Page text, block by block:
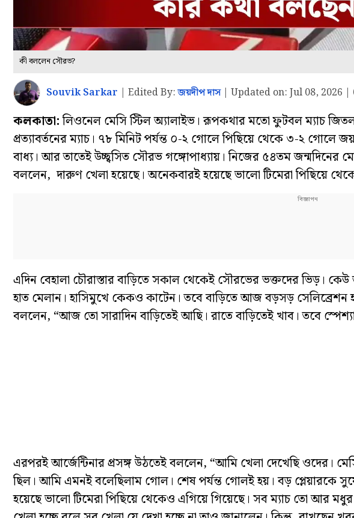
কী বললেন সৌরভ?
Souvik Sarkar | Edited By:জয়দীপ দাস| Updated on: Jul 08, 2026 |
কলকাতা:লিওনেল মেসি স্টিল অ্যালাইভ। রূপকথার মতো ফুটবল ম্যাচ জিতল
প্রত্যাবর্তনের ম্যাচ। ৭৮ মিনিট পর্যন্ত ০-২ গোলে পিছিয়ে থেকে ৩-২ গোলে
বাধ্য। আর তাতেই উচ্ছ্বসিত সৌরভ গঙ্গোপাধ্যায়। নিজের ৫৪তম জন্মদিনের
বললেন, দারুণ খেলা হয়েছে। অনেকবারই হয়েছে ভালো টিমেরা পিছিয়ে
এদিন বেহালা চৌরাস্তার বাড়িতে সকাল থেকেই সৌরভের ভক্তদের ভিড়।
হাত মেলান। হাসিমুখে কেকও কাটেন। তবে বাড়িতে আজ বড়সড় সেলিব্রেশন
বললেন, “আজ তো সারাদিন বাড়িতেই আছি। রাতে বাড়িতেই খাব। তবে
এরপরই আর্জেন্টিনার প্রসঙ্গ উঠতেই বললেন, “আমি খেলা দেখেছি ওদের।
ছিল। আমি এমনই বলেছিলাম গোল। শেষ পর্যন্ত গোলই হয়। বড় প্লেয়ারকে
হয়েছে ভালো টিমেরা পিছিয়ে থেকেও এগিয়ে গিয়েছে। সব ম্যাচ তো আর